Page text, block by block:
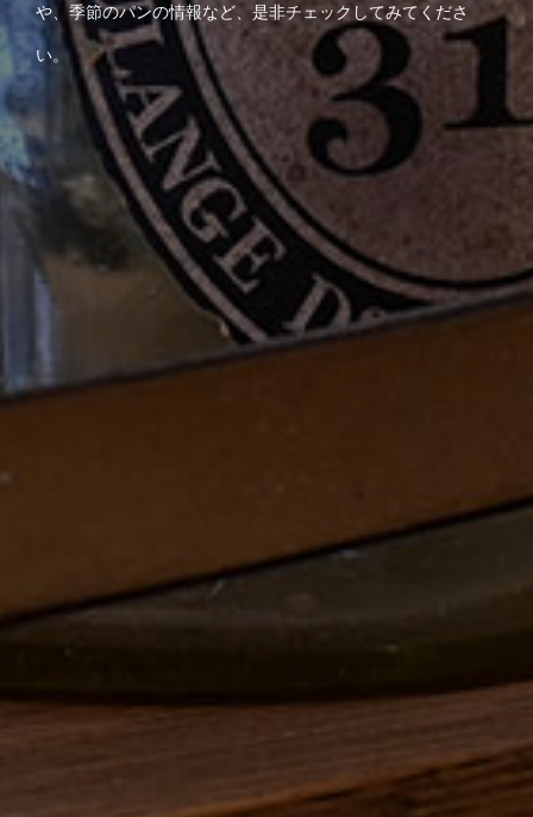
や、季節のパンの情報など、是非チェックしてみてくださ
い。